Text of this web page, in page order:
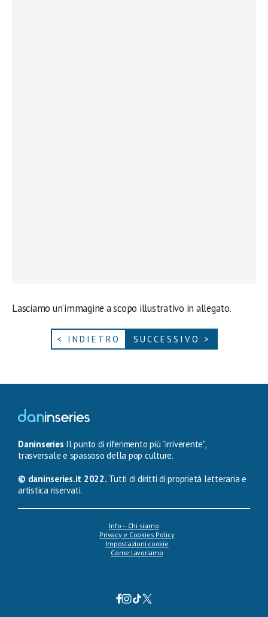
Lasciamo un’immagine a scopo illustrativo in allegato.
< INDIETRO SUCCESSIVO >
Daninseries Il punto di riferimento più "irriverente",
trasversale e spassoso della pop culture.
© daninseries.it 2022. Tutti di diritti di proprietà letteraria e
artistica riservati.
Info – Chi siamo
Privacy e Cookies Policy
Impostazioni cookie
Come lavoriamo